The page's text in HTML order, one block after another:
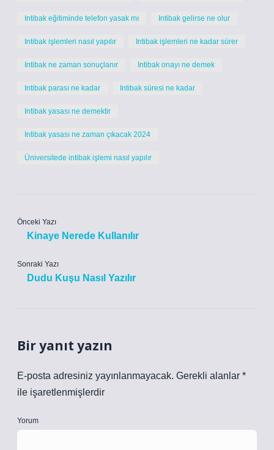
Intibak eğitiminde telefon yasak mı Intibak gelirse ne olur
Intibak işlemleri nasıl yapılır Intibak işlemleri ne kadar sürer
Intibak ne zaman sonuçlanır Intibak onayı ne demek
Intibak parası ne kadar Intibak süresi ne kadar
Intibak yasası ne demektir
Intibak yasası ne zaman çıkacak 2024
Üniversitede intibak işlemi nasıl yapılır
Önceki Yazı
Kinaye Nerede Kullanılır
Sonraki Yazı
Dudu Kuşu Nasıl Yazılır
Bir yanıt yazın
E-posta adresiniz yayınlanmayacak. Gerekli alanlar *
ile işaretlenmişlerdir
Yorum